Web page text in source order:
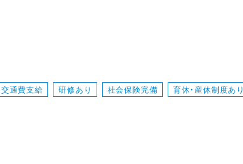
交通費支給 研修あり 社会保険完備 育休・産休制度あり